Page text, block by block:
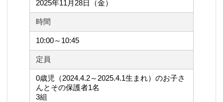
2025年11月28日（金）
時間
10:00～10:45
定員
0歳児（2024.4.2～2025.4.1生まれ）のお子さ
んとその保護者1名
3組